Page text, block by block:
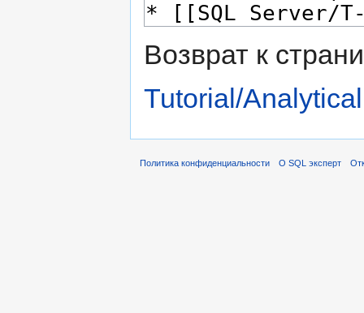
Возврат к
Tutorial/
Политика конфиденциальности О SQL эксперт